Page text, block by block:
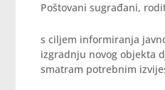
Poštovani sugrađani,
s ciljem informiranja
izgradnju novog objekta
smatram potrebnim